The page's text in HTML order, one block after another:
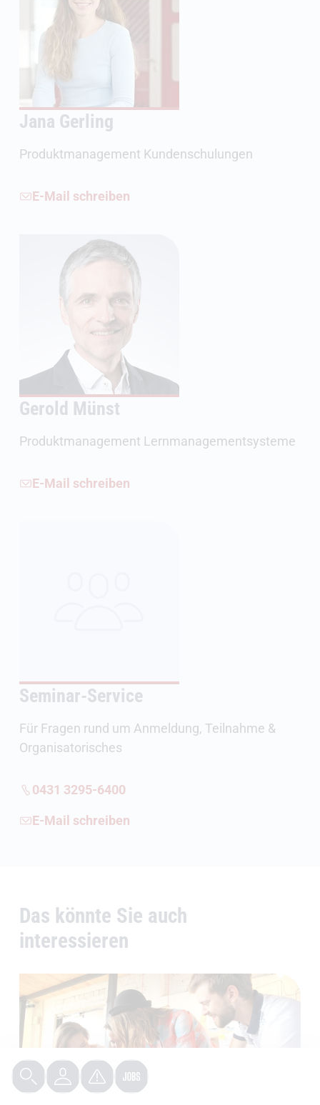
Jana Gerling
Produktmanagement Kundenschulungen
E-Mail schreiben
Gerold Münst
Produktmanagement Lernmanagementsysteme
E-Mail schreiben
Seminar-Service
Für Fragen rund um Anmeldung, Teilnahme &
Organisatorisches
0431 3295-6400
E-Mail schreiben
Das könnte Sie auch
interessieren